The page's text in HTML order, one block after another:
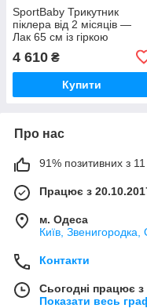
SportBaby Трикутник
піклера від 2 місяців —
Лак 65 см із гіркою
4 610 ₴
Купити
Про нас
91% позитивних з 11
Працює з
м. Одеса
Київ, Звенигородка,
Контакти
Сьогодні працює
Показати весь